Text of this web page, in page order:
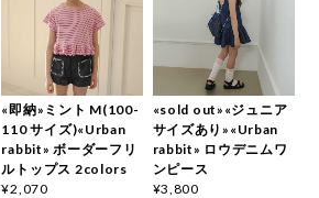
«即納»ミント M(100-
110 サイズ)«Urban
rabbit» ボーダーフリ
ルトップス 2colors
¥2,070
«sold out»«ジュニア
サイズあり»«Urban
rabbit» ロウデニムワ
ンピース
¥3,800